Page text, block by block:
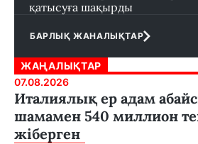
қатысуға шақырды
БАРЛЫҚ ЖАНАЛЫҚТАР
ЖАҢАЛЫҚТАР
07.08.2026
Италиялық ер адам
шамамен 540 миллион
жіберген